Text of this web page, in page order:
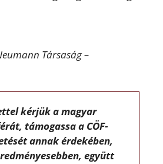
Társaság –
kérjük a magyar
támogassa a CÖF-
annak érdekében,
együtt